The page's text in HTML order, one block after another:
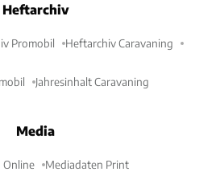
Heftarchiv
Promobil Heftarchiv Caravaning
Jahresinhalt Caravaning
Media
Online Mediadaten Print